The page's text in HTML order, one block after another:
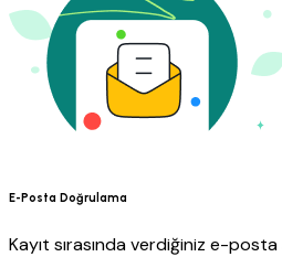
E-Posta Doğrulama
Kayıt sırasında verdiğiniz e-